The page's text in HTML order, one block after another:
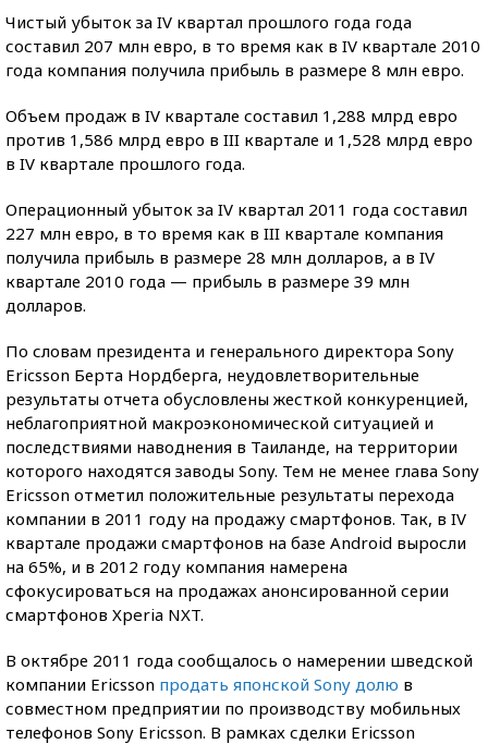
Чистый убыток за IV квартал прошлого года года
составил 207 млн евро, в то время как в IV квартале 2010
года компания получила прибыль в размере 8 млн евро.
Объем продаж в IV квартале составил 1,288 млрд евро
против 1,586 млрд евро в III квартале и 1,528 млрд евро
в IV квартале прошлого года.
Операционный убыток за IV квартал 2011 года составил
227 млн евро, в то время как в III квартале компания
получила прибыль в размере 28 млн долларов, а в IV
квартале 2010 года — прибыль в размере 39 млн
долларов.
По словам президента и генерального директора Sony
Ericsson Берта Нордберга, неудовлетворительные
результаты отчета обусловлены жесткой конкуренцией,
неблагоприятной макроэкономической ситуацией и
последствиями наводнения в Таиланде, на территории
которого находятся заводы Sony. Тем не менее глава Sony
Ericsson отметил положительные результаты перехода
компании в 2011 году на продажу смартфонов. Так, в IV
квартале продажи смартфонов на базе Android выросли
на 65%, и в 2012 году компания намерена
сфокусироваться на продажах анонсированной серии
смартфонов Xperia NXT.
В октябре 2011 года сообщалось о намерении шведской
компании Ericsson продать японской Sony долю в
совместном предприятии по производству мобильных
телефонов Sony Ericsson. В рамках сделки Ericsson